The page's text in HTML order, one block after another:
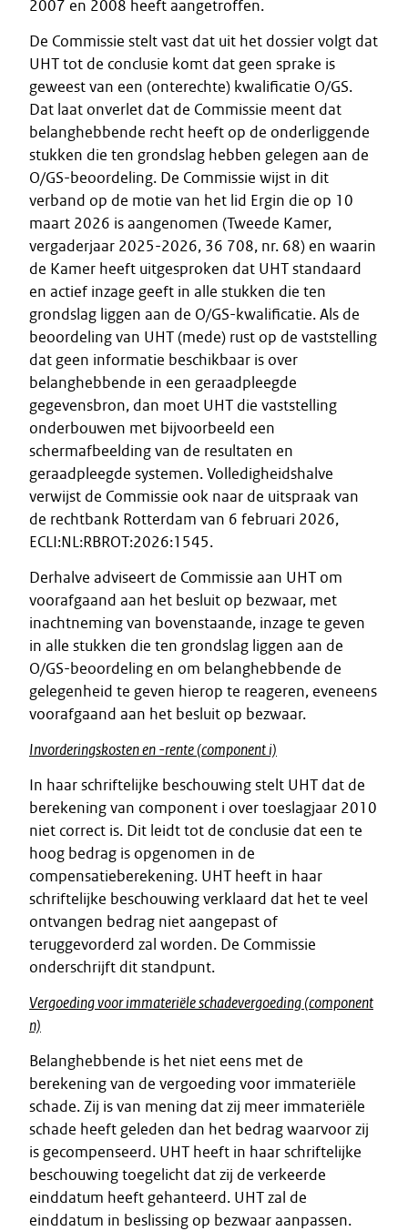
2007 en 2008 heeft aangetroffen.
De Commissie stelt vast dat uit het dossier volgt dat
UHT tot de conclusie komt dat geen sprake is
geweest van een (onterechte) kwalificatie O/GS.
Dat laat onverlet dat de Commissie meent dat
belanghebbende recht heeft op de onderliggende
stukken die ten grondslag hebben gelegen aan de
O/GS-beoordeling. De Commissie wijst in dit
verband op de motie van het lid Ergin die op 10
maart 2026 is aangenomen (Tweede Kamer,
vergaderjaar 2025-2026, 36 708, nr. 68) en waarin
de Kamer heeft uitgesproken dat UHT standaard
en actief inzage geeft in alle stukken die ten
grondslag liggen aan de O/GS-kwalificatie. Als de
beoordeling van UHT (mede) rust op de vaststelling
dat geen informatie beschikbaar is over
belanghebbende in een geraadpleegde
gegevensbron, dan moet UHT die vaststelling
onderbouwen met bijvoorbeeld een
schermafbeelding van de resultaten en
geraadpleegde systemen. Volledigheidshalve
verwijst de Commissie ook naar de uitspraak van
de rechtbank Rotterdam van 6 februari 2026,
ECLI:NL:RBROT:2026:1545.
Derhalve adviseert de Commissie aan UHT om
voorafgaand aan het besluit op bezwaar, met
inachtneming van bovenstaande, inzage te geven
in alle stukken die ten grondslag liggen aan de
O/GS-beoordeling en om belanghebbende de
gelegenheid te geven hierop te reageren, eveneens
voorafgaand aan het besluit op bezwaar.
Invorderingskosten en -rente (component i)
In haar schriftelijke beschouwing stelt UHT dat de
berekening van component i over toeslagjaar 2010
niet correct is. Dit leidt tot de conclusie dat een te
hoog bedrag is opgenomen in de
compensatieberekening. UHT heeft in haar
schriftelijke beschouwing verklaard dat het te veel
ontvangen bedrag niet aangepast of
teruggevorderd zal worden. De Commissie
onderschrijft dit standpunt.
Vergoeding voor immateriële schadevergoeding (component
n)
Belanghebbende is het niet eens met de
berekening van de vergoeding voor immateriële
schade. Zij is van mening dat zij meer immateriële
schade heeft geleden dan het bedrag waarvoor zij
is gecompenseerd. UHT heeft in haar schriftelijke
beschouwing toegelicht dat zij de verkeerde
einddatum heeft gehanteerd. UHT zal de
einddatum in beslissing op bezwaar aanpassen.